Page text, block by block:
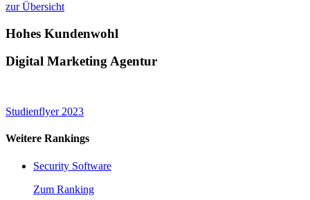
zur Übersicht
Hohes Kundenwohl
Digital Marketing Agentur
Studienflyer 2023
Weitere Rankings
Security Software
Zum Ranking